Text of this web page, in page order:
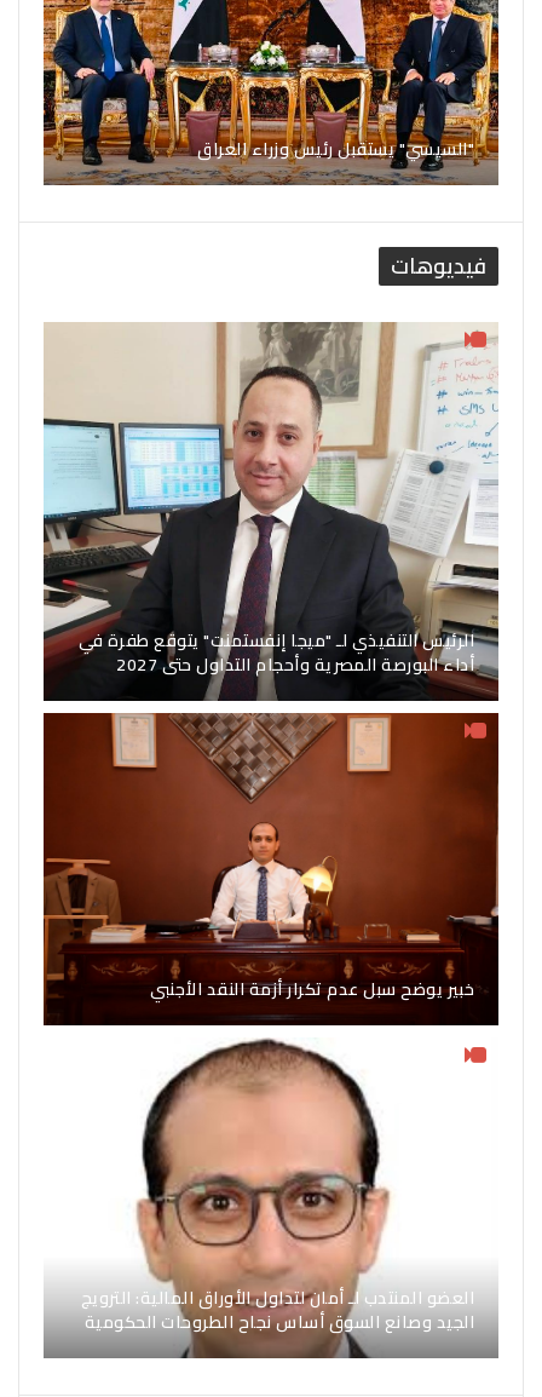
"السيسي" يستقبل رئيس وزراء العراق
فيديوهات
الرئيس التنفيذي لـ "ميجا إنفستمنت" يتوقع طفرة في
أداء البورصة المصرية وأحجام التداول حتى 2027
خبير يوضح سبل عدم تكرار أزمة النقد الأجنبي
العضو المنتدب لـ أمان لتداول الأوراق المالية: الترويج
الجيد وصانع السوق أساس نجاح الطروحات الحكومية